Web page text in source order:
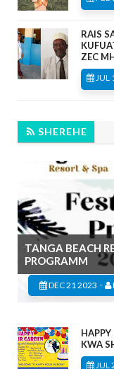
RAIS
ZEC
JUL
SHEREHE
TANGA BEACH
PROGRAMM
DEC 21 2023 -
KWA
JUL